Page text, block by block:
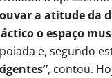
a atitude da
o espaço
e, segundo
, contou.